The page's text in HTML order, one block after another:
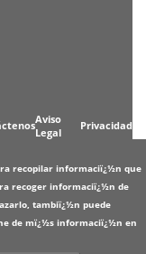
Aviso
Legal
Privacidad
recopilar informaciï¿½n que
recoger informaciï¿½n de
tambiï¿½n puede
de mï¿½s informaciï¿½n en